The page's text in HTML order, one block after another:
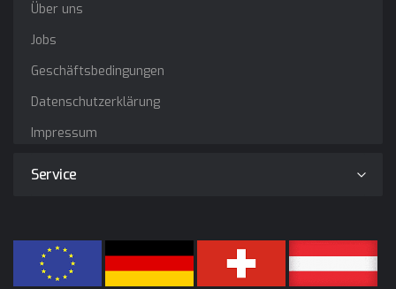
Über uns
Jobs
Geschäftsbedingungen
Datenschutzerklärung
Impressum
Service